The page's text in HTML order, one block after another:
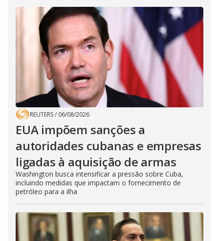
REUTERS/ 06/08/2026
EUA impõem sanções a
autoridades cubanas e empresas
ligadas à aquisição de armas
Washington busca intensificar a pressão sobre Cuba,
incluindo medidas que impactam o fornecimento de
petróleo para a ilha